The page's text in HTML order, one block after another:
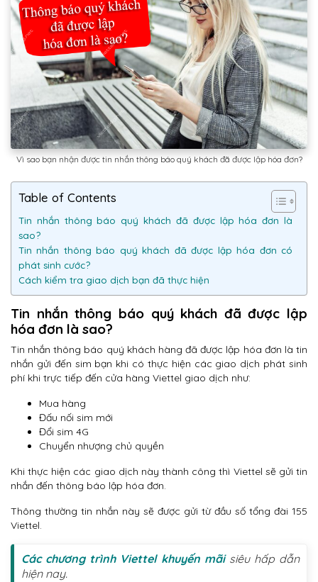
Vì sao bạn nhận được tin nhắn thông báo quý khách đã được lập hóa đơn?
Table of Contents
Tin nhắn thông báo quý khách đã được lập hóa đơn là
sao?
Tin nhắn thông báo quý khách đã được lập hóa đơn có
phát sinh cước?
Cách kiểm tra giao dịch bạn đã thực hiện
Tin nhắn thông báo quý khách đã được lập
hóa đơn là sao?
Tin nhắn thông báo quý khách hàng đã được lập hóa đơn là tin
nhắn gửi đến sim bạn khi có thực hiện các giao dịch phát sinh
phí khi trực tiếp đến cửa hàng Viettel giao dịch như:
Mua hàng
Đấu nối sim mới
Đổi sim 4G
Chuyển nhượng chủ quyền
Khi thực hiện các giao dịch này thành công thì Viettel sẽ gửi tin
nhắn đến thông báo lập hóa đơn.
Thông thường tin nhắn này sẽ được gửi từ đầu số tổng đài 155
Viettel.
Các chương trình Viettel khuyến mãisiêu hấp dẫn
hiện nay.